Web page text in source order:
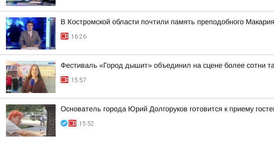
В Костромской области почтили память преподобного
16:26
Фестиваль «Город дышит» объединил на сцене более сотни
15:57
Основатель города Юрий Долгоруков готовится к приему
15:52